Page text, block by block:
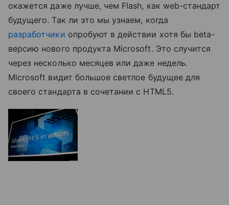
окажется даже лучше, чем Flash, как web-стандарт
будущего. Так ли это мы узнаем, когда
разработчики опробуют в действии хотя бы beta-
версию нового продукта Microsoft. Это случится
через несколько месяцев или даже недель.
Microsoft видит большое светлое будущее для
своего стандарта в сочетании с HTML5.